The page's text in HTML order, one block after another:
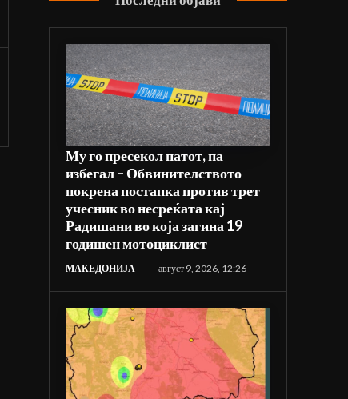
Му го пресекол патот, па
избегал – Обвинителството
покрена постапка против трет
учесник во несреќата кај
Радишани во која загина 19
годишен мотоциклист
МАКЕДОНИЈА август 9, 2026, 12:26